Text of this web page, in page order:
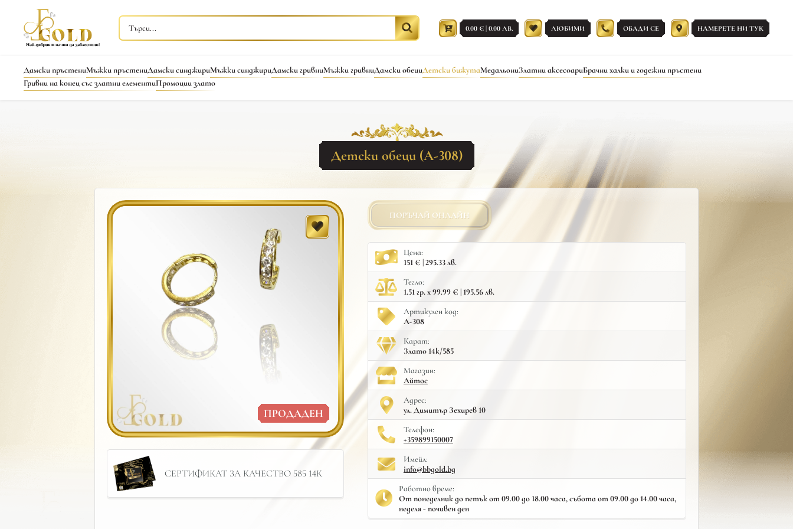
0.00 € | 0.00 ЛВ. ЛЮБИМИ ОБАДИ СЕ НАМЕРЕТЕ НИ ТУК
Дамски пръстениМъжки пръстениДамски синджириМъжки синджириДамски гривниМъжки гривниДамски обециДетски бижутаМедальониЗлатни аксесоариБрачни халки и годежни пръстени
Гривни на конец със златни елементиПромоции злато
Детски обеци (A-308)
ПРОДАДЕН
СЕРТИФИКАТ ЗА КАЧЕСТВО 585 14К
ПОРЪЧАЙ ОНЛАЙН
Цена:
151 € | 295.33 лв.
Тегло:
1.51 гр. x 99.99 € | 195.56 лв.
Артикулен код:
A-308
Карат:
Злато 14к/585
Mагазин:
Айтос
Адрес:
ул. Димитър Зехирев 10
Телефон:
+359899150007
Имейл:
info@bbgold.bg
Работно време:
От понеделник до петък от 09.00 до 18.00 часа, събота от 09.00 до 14.00 часа,
неделя - почивен ден